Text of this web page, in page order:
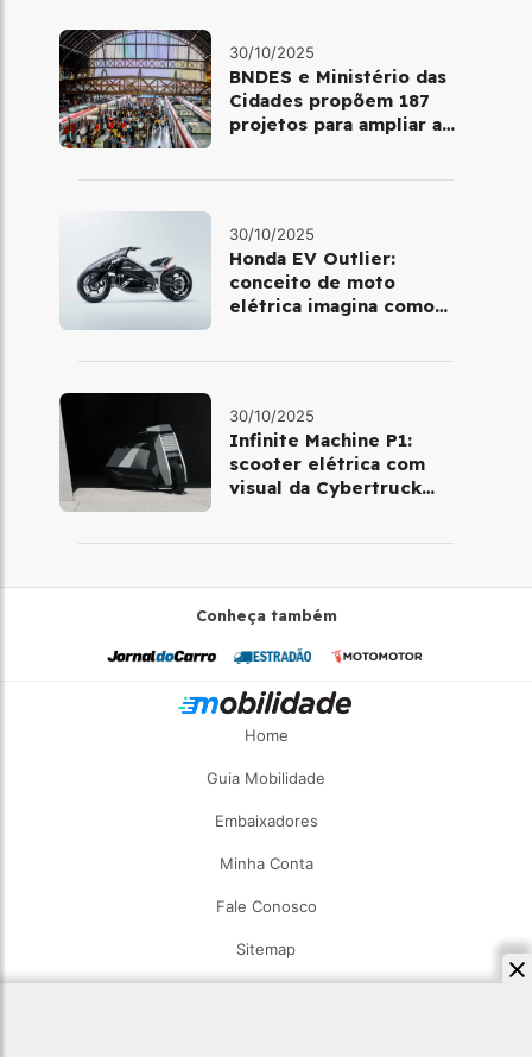
30/10/2025
BNDES e Ministério das
Cidades propõem 187
projetos para ampliar a
30/10/2025
Honda EV Outlier:
conceito de moto
elétrica imagina como
30/10/2025
Infinite Machine P1:
scooter elétrica com
visual da Cybertruck
Conheça também
Home
Guia Mobilidade
Embaixadores
Minha Conta
Fale Conosco
Sitemap